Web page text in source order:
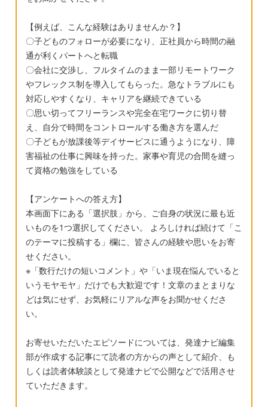
ても不安です。 何を優先すべきなのか、どう
すればいいのか分からず質問させていただき
ました。 もう余り時間も無いのですが、今か
らでも出来る事はありますでしょうか？ お子
さんの就学先の選択の決め手は何でしたか？
その後学校生活、学習進度はどうでしたか？
気をつけるべき点や、学校への働きかけな
ど、何でも構いませんのでご意見をいただけ
ればと思います。最後まで読んでいただき、
ありがとうございます。よろしくお願いいた
に集団でやった検査の結果が低かったみたい
で、その後個別でもやりましたがそちらはそ
んなに悪くないと言っていました。就学前健
診とウィスクの検査結果の差は周りの状況の
違いも多少は関係していたのかなと思ってい
ます。 放課後デイの利用は、現在のところ療
育手帳は持っていないのですが、見学や申請
聞く際に、手帳については相談しようとは思
っていますが、いつからでも通えるのでしょ
うか？
【例えば、こんな経験はありませんか？】
〇子どものフォローが必要になり、正社員から時間の融
通が利くパートへと転職
〇会社に交渉し、フルタイムのまま一部リモートワーク
やフレックス制を導入してもらった。急なトラブルにも
対応しやすくなり、キャリアを継続できている
〇思い切ってフリーランスや完全在宅ワークに切り替
え、自分で時間をコントロールする働き方を選んだ
〇子どもが放課後等デイサービスに通うようになり、障
害福祉の仕事に興味を持った。家事や育児の合間を縫っ
て資格の勉強をしている
【アンケートへの答え方】
本画面下にある「選択肢」から、ご自身の状況に最も近
いものを1つ選択してください。 よろしければ続けて「こ
のテーマに投稿する」欄に、皆さんの経験や思いをお寄
せください。
※「数行だけの短いコメント」や「いま現在悩んでいると
いうモヤモヤ」だけでも大歓迎です！文章のまとまりな
どは気にせず、お気軽にリアルな声をお聞かせくださ
い。
お寄せいただいたエピソードについては、発達ナビ編集
部が作成する記事にて読者の方からの声として紹介、も
しくは読者体験談として発達ナビで公開などで活用させ
ていただきます。